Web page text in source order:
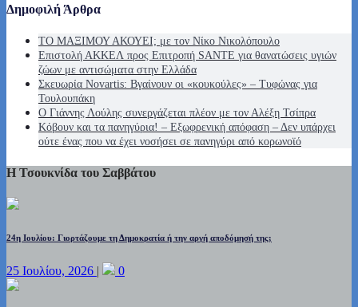
Δημοφιλή Άρθρα
ΤΟ ΜΑΞΙΜΟΥ ΑΚΟΥΕΙ; με τον Νίκο Νικολόπουλο
Επιστολή ΑΚΚΕΛ προς Επιτροπή SANTE για θανατώσεις υγιών
ζώων με αντισώματα στην Ελλάδα
Σκευωρία Novartis: Βγαίνουν οι «κουκούλες» – Τυφώνας για
Τουλουπάκη
O Γιάννης Λούλης συνεργάζεται πλέον με τον Αλέξη Τσίπρα
Κόβουν και τα πανηγύρια! – Εξωφρενική απόφαση – Δεν υπάρχει
ούτε ένας που να έχει νοσήσει σε πανηγύρι από κορωνοϊό
Η Τσουκνίδα του Σαββάτου
24η Ιουλίου: Γιορτάζουμε τη Δημοκρατία ή την αργή αποδόμησή της;
25 Ιουλίου, 2026 | 0